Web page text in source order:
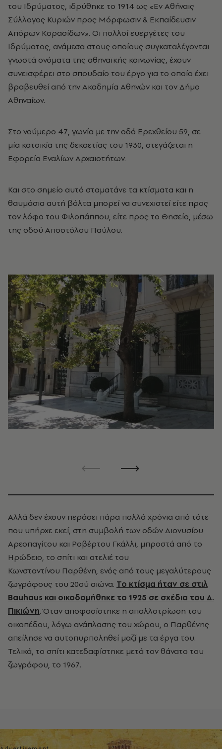
του Ιδρύματος, ιδρύθηκε το 1914 ως «Εν Αθήναις
Σύλλογος Κυριών προς Μόρφωσιν & Εκπαίδευσιν
Απόρων Κορασίδων». Οι πολλοί ευεργέτες του
Ιδρύματος, ανάμεσα στους οποίους συγκαταλέγονται
γνωστά ονόματα της αθηναϊκής κοινωνίας, έχουν
συνεισφέρει στο σπουδαίο του έργο για το οποίο έχει
βραβευθεί από την Ακαδημία Αθηνών και τον Δήμο
Αθηναίων.
Στο νούμερο 47, γωνία με την οδό Ερεχθείου 59, σε
μία κατοικία της δεκαετίας του 1930, στεγάζεται η
Εφορεία Εναλίων Αρχαιοτήτων.
Και στο σημείο αυτό σταματάνε τα κτίσματα και η
θαυμάσια αυτή βόλτα μπορεί να συνεχιστεί είτε προς
τον λόφο του Φιλοπάππου, είτε προς το Θησείο, μέσω
της οδού Αποστόλου Παύλου.
Αλλά δεν έχουν περάσει πάρα πολλά χρόνια από τότε
που υπήρχε εκεί, στη συμβολή των οδών Διονυσίου
Αρεοπαγίτου και Ροβέρτου Γκάλλι, μπροστά από το
Ηρώδειο, το σπίτι και ατελιέ του
Κωνσταντίνου Παρθένη, ενός από τους μεγαλύτερους
ζωγράφους του 20ού αιώνα. Το κτίσμα ήταν σε στιλ
Bauhaus και οικοδομήθηκε το 1925 σε σχέδια του Δ.
Πικιώνη. Όταν αποφασίστηκε η απαλλοτρίωση του
οικοπέδου, λόγω ανάπλασης του χώρου, ο Παρθένης
απείλησε να αυτοπυρποληθεί μαζί με τα έργα του.
Τελικά, το σπίτι κατεδαφίστηκε μετά τον θάνατο του
ζωγράφου, το 1967.